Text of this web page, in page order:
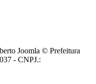
Joomla © Prefeitura
- CNPJ.: